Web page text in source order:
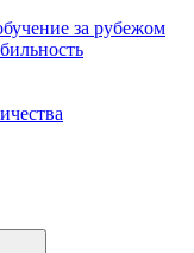
за рубежом